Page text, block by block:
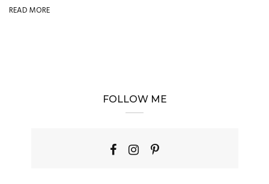
READ MORE
FOLLOW ME